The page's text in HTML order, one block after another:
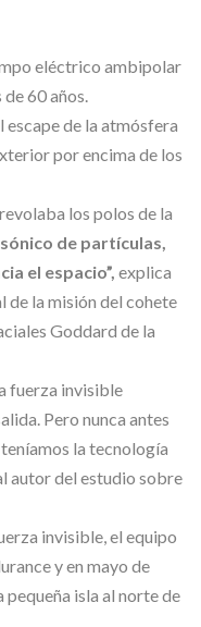
eléctrico ambipolar
60 años.
escape de la atmósfera
por encima de los
los polos de la
de partículas,
el espacio”, explica
de la misión del cohete
Goddard de la
fuerza invisible
Pero nunca antes
la tecnología
autor del estudio sobre
invisible, el equipo
y en mayo de
pequeña isla al norte de